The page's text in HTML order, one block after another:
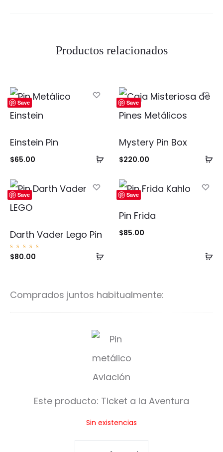
Productos relacionados
Save
Añadir
carrito
Einstein Pin
$65.00
Save
Mystery Pin Box
$220.00
Save
Añadir
Darth Vader Lego Pin
Valorad
o con
$80.00
Save
Pin Frida
$85.00
Comprados juntos habitualmente:
T
i
c
t
Este producto: Ticket a la Aventura
Sin existencias